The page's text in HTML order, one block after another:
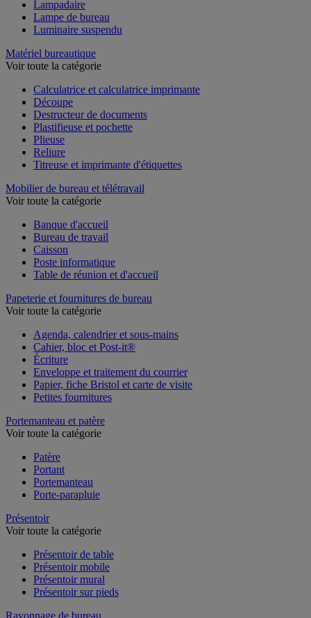
Lampadaire
Lampe de bureau
Matériel bureautique
Calculatrice et calculatrice imprimante
Découpe
Destructeur de documents
Plastifieuse et pochette
Plieuse
Reliure
Mobilier de bureau et télétravail
Banque d'accueil
Bureau de travail
Caisson
Poste informatique
Papeterie et fournitures de bureau
Agenda, calendrier et sous-mains
Cahier, bloc et Post-it®
Écriture
Enveloppe et traitement du courrier
Papier, fiche Bristol et carte de visite
Portemanteau et patère
Patère
Portant
Portemanteau
Présentoir
Présentoir de table
Présentoir mobile
Présentoir mural